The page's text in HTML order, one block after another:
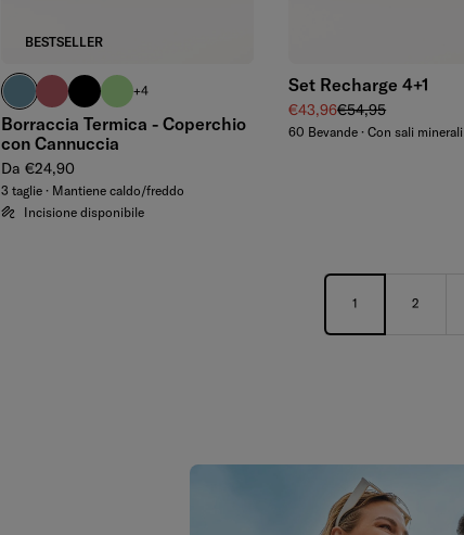
BESTSELLER
blu pastello
moraneroverde waterdrop®
+4
Borraccia Termica - Coperchio
con Cannuccia
Prezzo regolare
Da €24,90
3 taglie · Mantiene caldo/freddo
Incisione disponibile
Set Recharge 4+1
Prezzo di vendita
€43,96Prezzo regolare
€54,95
60 Bevande · Con sali minerali
1 2